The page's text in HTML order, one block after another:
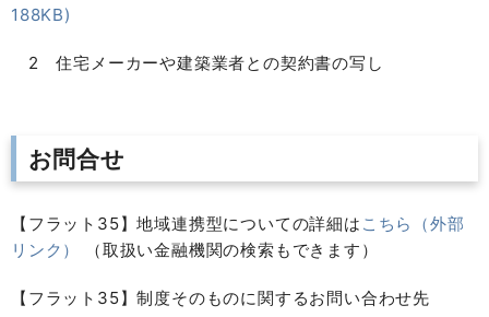
188KB)
2 住宅メーカーや建築業者との契約書の写し
お問合せ
【フラット35】地域連携型についての詳細は こちら（外部
リンク）
（取扱い金融機関の検索もできます）
【フラット35】制度そのものに関するお問い合わせ先